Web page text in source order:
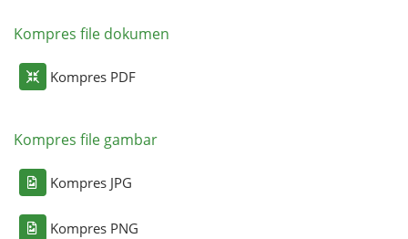
Kompres file dokumen
Kompres PDF
Kompres file gambar
Kompres JPG
Kompres PNG